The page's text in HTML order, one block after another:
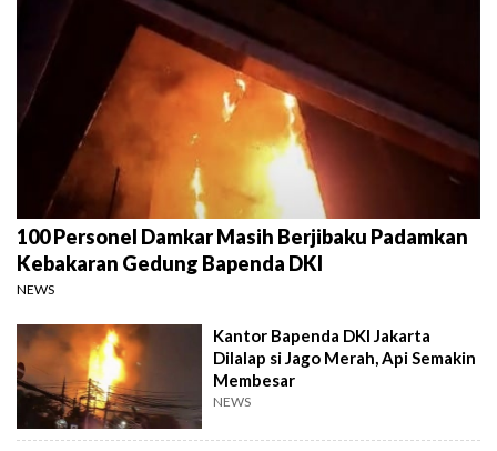
100 Personel Damkar Masih Berjibaku Padamkan
Kebakaran Gedung Bapenda DKI
NEWS
Kantor Bapenda DKI Jakarta
Dilalap si Jago Merah, Api Semakin
Membesar
NEWS